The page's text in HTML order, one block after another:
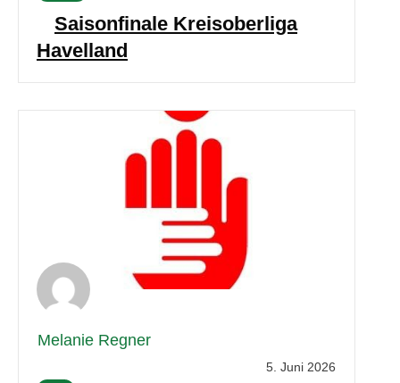
Saisonfinale Kreisoberliga
Havelland
Melanie Regner
5. Juni 2026